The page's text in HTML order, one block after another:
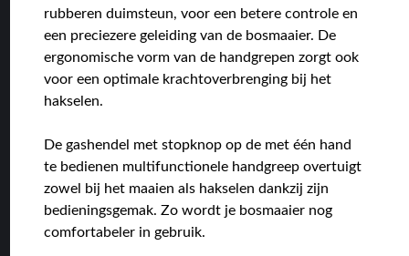
rubberen duimsteun, voor een betere controle en
een preciezere geleiding van de bosmaaier. De
ergonomische vorm van de handgrepen zorgt ook
voor een optimale krachtoverbrenging bij het
hakselen.
De gashendel met stopknop op de met één hand
te bedienen multifunctionele handgreep overtuigt
zowel bij het maaien als hakselen dankzij zijn
bedieningsgemak. Zo wordt je bosmaaier nog
comfortabeler in gebruik.